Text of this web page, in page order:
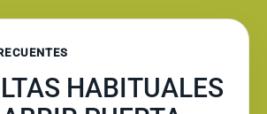
HABITUALES